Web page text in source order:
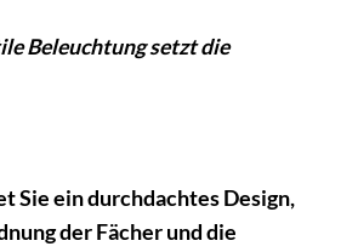
Beleuchtung setzt die
Sie ein durchdachtes Design,
der Fächer und die